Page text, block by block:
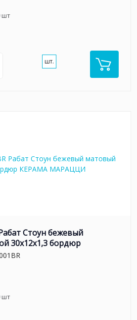
шт
шт.
Стоун бежевый
30x12x1,3 бордюр
шт